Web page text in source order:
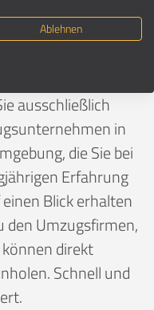
Stadt
ausschließlich
in
die Sie bei
Erfahrung
Blick erhalten
Umzugsfirmen,
direkt
Schnell und
Ablehnen